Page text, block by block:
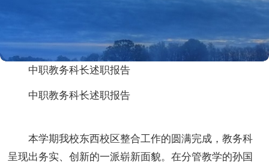
中职教务科长述职报告
中职教务科长述职报告
本学期我校东西校区整合工作的圆满完成，教务科
呈现出务实、创新的一派崭新面貌。在分管教学的孙国